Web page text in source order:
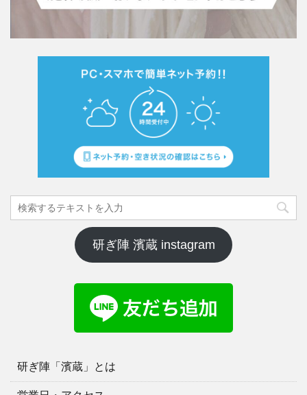
研ぎ陣 濱蔵 instagram
研ぎ陣「濱蔵」とは